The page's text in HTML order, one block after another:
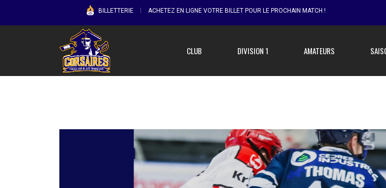
BILLETTERIE ACHETEZ EN LIGNE VOTRE BILLET POUR LE PROCHAIN MATCH !
CLUB DIVISION 1 AMATEURS